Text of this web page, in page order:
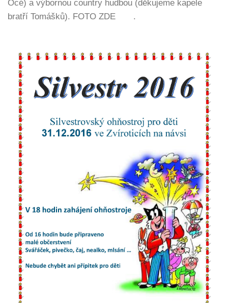
Océ) a výbornou country hudbou (děkujeme kapele
bratří Tomášků). FOTO ZDE .